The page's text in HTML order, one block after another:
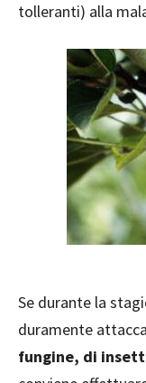
tolleranti) alla
Se durante la
duramente
fungine, di